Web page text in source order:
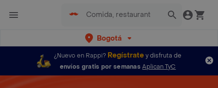
Bogotá
¿Nuevo en Rappi? Regístratey disfruta de
envíos gratis por semanas Aplican TyC